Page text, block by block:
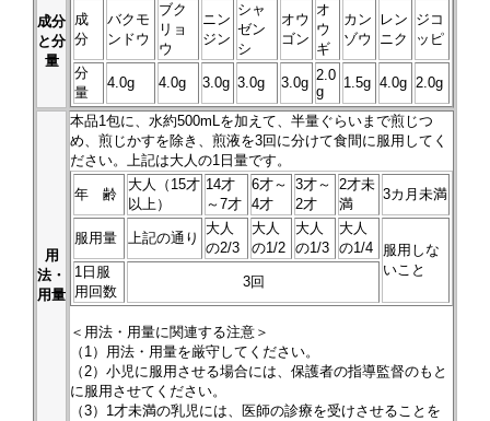
成分
と分
量
成
分
バクモ
ンドウ
ブク
リョ
ウ
ニン
ジン
シャ
ゼン
シ
オウ
ゴン
オ
ウ
ギ
カン
ゾウ
レン
ニク
ジコ
ッピ
分
量
4.0g 4.0g 3.0g 3.0g 3.0g 2.0
g
1.5g 4.0g 2.0g
用
法・
用量
本品1包に、水約500mLを加えて、半量ぐらいまで煎じつ
め、煎じかすを除き、煎液を3回に分けて食間に服用してく
ださい。上記は大人の1日量です。
年 齢
大人（15才
以上）
14才
～7才
6才～
4才
3才～
2才
2才未
満
3カ月未満
服用量 上記の通り
大人
の2/3
大人
の1/2
大人
の1/3
大人
の1/4
服用しな
いこと
1日服
用回数
3回
＜用法・用量に関連する注意＞
（1）用法・用量を厳守してください。
（2）小児に服用させる場合には、保護者の指導監督のもと
に服用させてください。
（3）1才未満の乳児には、医師の診療を受けさせることを